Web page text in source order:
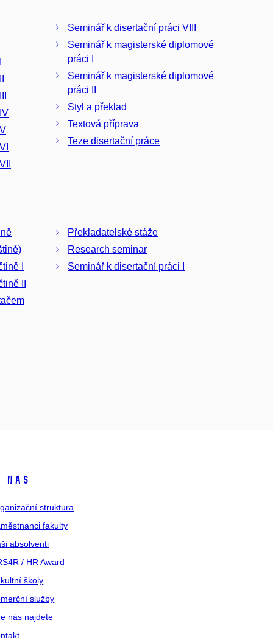
Seminář k disertační práci VIII
Seminář k magisterské diplomové
práci I
Seminář k magisterské diplomové
práci II
Styl a překlad
Textová příprava
Teze disertační práce
I
II
Překladatelské stáže
Research seminar
Seminář k disertační práci I
nás
struktura
fakulty
absolventi
/ HR Award
školy
služby
nás najdete